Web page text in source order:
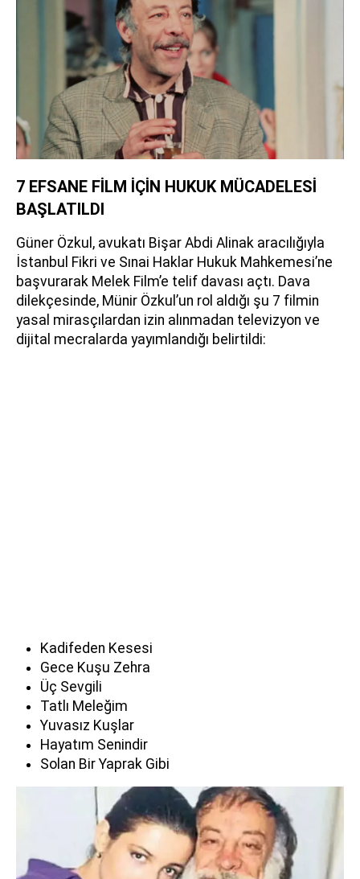
7 EFSANE FİLM İÇİN HUKUK MÜCADELESİ
BAŞLATILDI
Güner Özkul, avukatı Bişar Abdi Alinak aracılığıyla
İstanbul Fikri ve Sınai Haklar Hukuk Mahkemesi’ne
başvurarak Melek Film’e telif davası açtı. Dava
dilekçesinde, Münir Özkul’un rol aldığı şu 7 filmin
yasal mirasçılardan izin alınmadan televizyon ve
dijital mecralarda yayımlandığı belirtildi:​​​​​​
Kadifeden Kesesi
Gece Kuşu Zehra
Üç Sevgili
Tatlı Meleğim
Yuvasız Kuşlar
Hayatım Senindir
Solan Bir Yaprak Gibi